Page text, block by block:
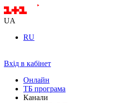
UA
RU
Вхід в кабінет
Онлайн
ТБ програма
Канали